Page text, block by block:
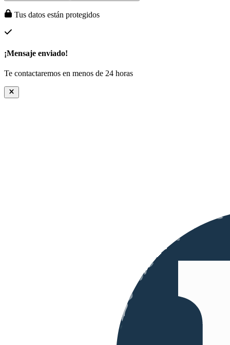
Tus datos están protegidos
¡Mensaje enviado!
Te contactaremos en menos de 24 horas